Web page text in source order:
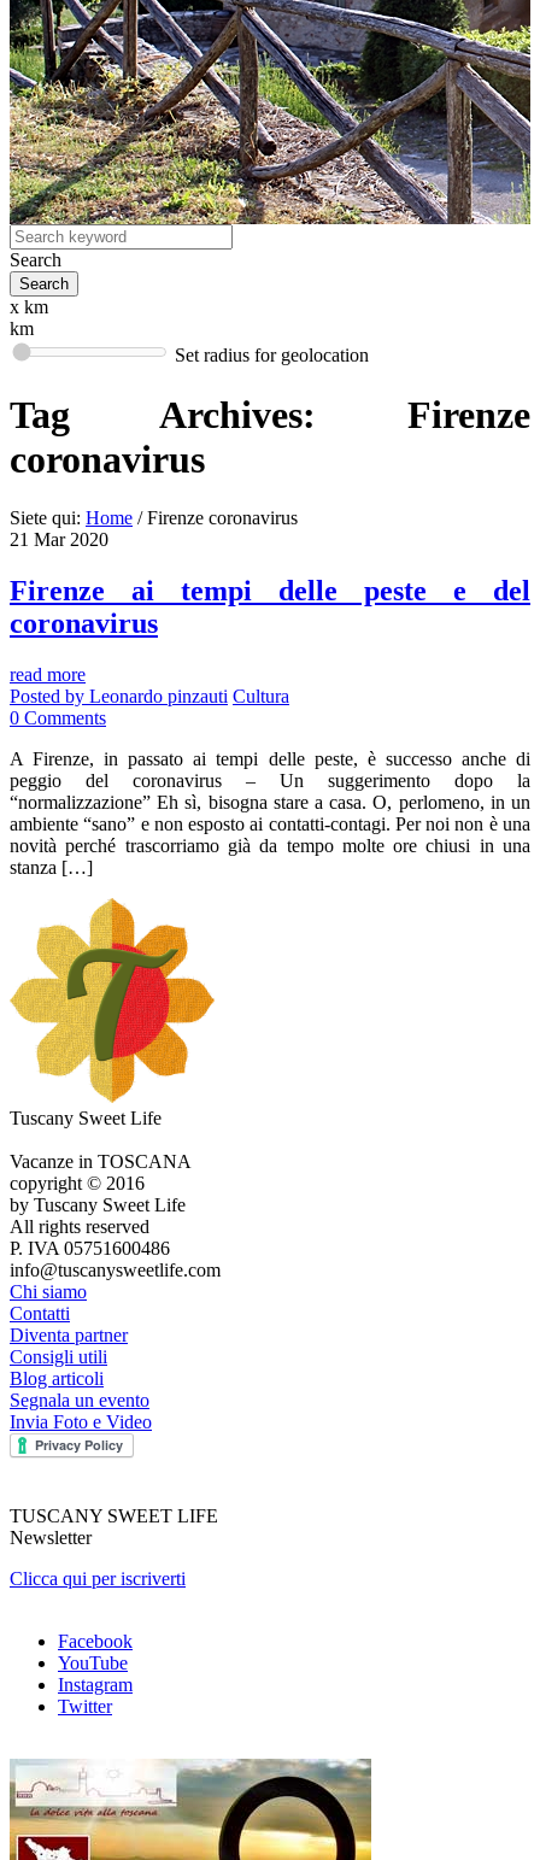
Search
x km
km
Set radius for geolocation
Tag Archives: Firenze
coronavirus
Siete qui: Home / Firenze coronavirus
21 Mar 2020
Firenze ai tempi delle peste e del
coronavirus
read more
Posted by Leonardo pinzauti Cultura
0 Comments
A Firenze, in passato ai tempi delle peste, è successo anche di
peggio del coronavirus – Un suggerimento dopo la
“normalizzazione” Eh sì, bisogna stare a casa. O, perlomeno, in un
ambiente “sano” e non esposto ai contatti-contagi. Per noi non è una
novità perché trascorriamo già da tempo molte ore chiusi in una
stanza […]
Tuscany Sweet Life
Vacanze in TOSCANA
copyright © 2016
by Tuscany Sweet Life
All rights reserved
P. IVA 05751600486
info@tuscanysweetlife.com
Chi siamo
Contatti
Diventa partner
Consigli utili
Blog articoli
Segnala un evento
Invia Foto e Video
TUSCANY SWEET LIFE
Newsletter
Clicca qui per iscriverti
Facebook
YouTube
Instagram
Twitter